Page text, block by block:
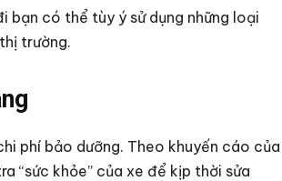
bạn có thể tùy ý sử dụng những loại
trường.
phí bảo dưỡng. Theo khuyến cáo của
“sức khỏe” của xe để kịp thời sửa